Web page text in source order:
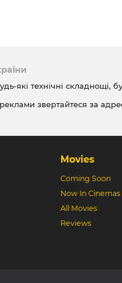
які технічні складнощі,
звертайтеся за
Movies
Coming Soon
Now In Cinemas
All Movies
Reviews